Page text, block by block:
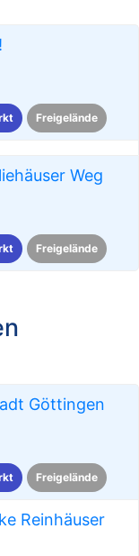
Freigelände
Weg
Freigelände
Göttingen
Freigelände
Reinhäuser